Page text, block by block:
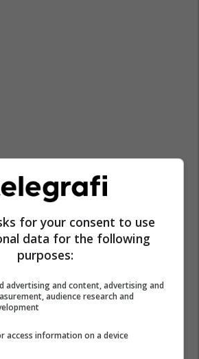
for your consent to use
data for the following
purposes:
advertising and content, advertising and
audience research and
access information on a device